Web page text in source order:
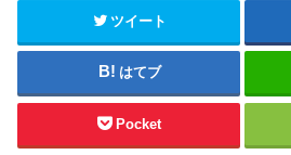
ツイート
はてブ
Pocket